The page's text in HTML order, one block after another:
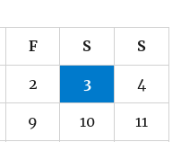
F S S
2 3 4
9 10 11